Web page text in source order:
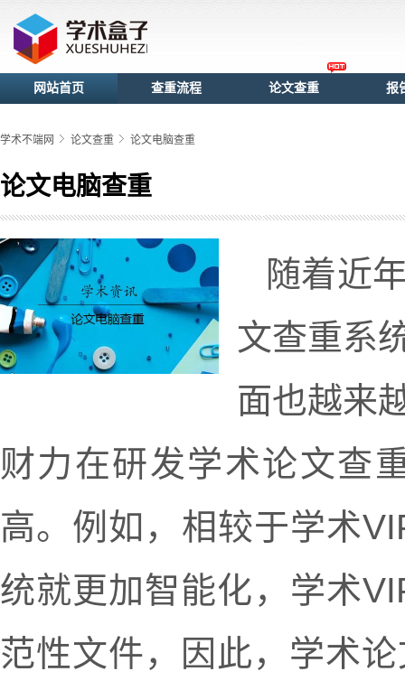
网站首页 查重流程 论文查重 报
学术不端网 论文查重 论文电脑查重
论文电脑查重
随着近
文查重系
面也越来
财力在研发学术论文查
高。例如，相较于学术
统就更加智能化，学术
范性文件，因此，学术